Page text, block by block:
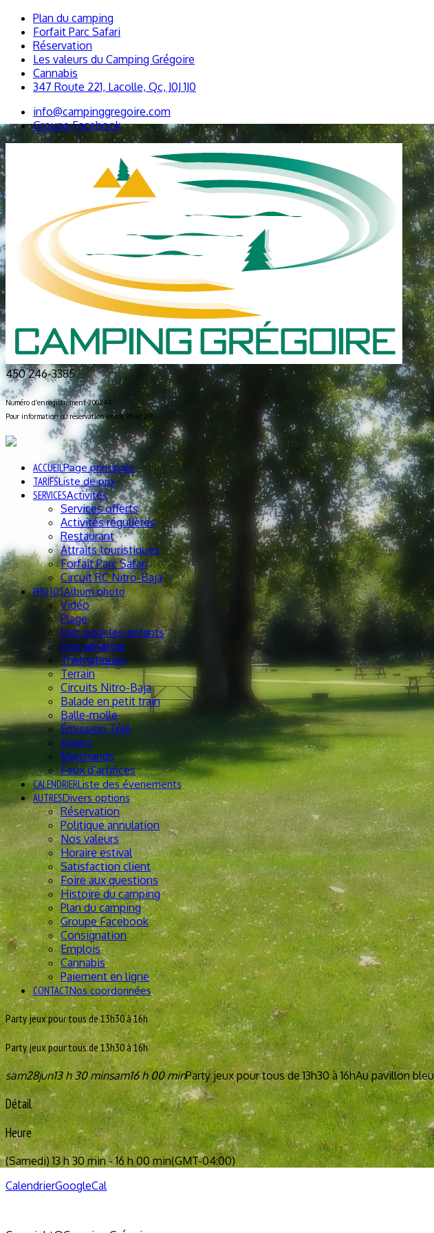
Plan du camping
Forfait Parc Safari
Réservation
Les valeurs du Camping Grégoire
Cannabis
347 Route 221, Lacolle, Qc, J0J 1J0
info@campinggregoire.com
Groupe Facebook
450 246-3385
Numéro d’enregistrement 200244
Pour information ou réservation entre 9h et 21h
ACCUEILPage principale
TARIFSListe de prix
SERVICESActivités
Services offerts
Activités régulières
Restaurant
Attraits touristiques
Forfait Parc Safari
Circuit RC Nitro-Baja
PHOTOSAlbum photo
Vidéo
Plage
Parc pour les enfants
Vue aérienne
Thématiques
Terrain
Circuits Nitro-Baja
Balade en petit train
Balle-molle
Émission Télé
Divers
Marchands
Feux d’artifices
CALENDRIERListe des évenements
AUTRESDivers options
Réservation
Politique annulation
Nos valeurs
Horaire estival
Satisfaction client
Foire aux questions
Histoire du camping
Plan du camping
Groupe Facebook
Consignation
Emplois
Cannabis
Paiement en ligne
CONTACTNos coordonnées
Party jeux pour tous de 13h30 à 16h
Party jeux pour tous de 13h30 à 16h
sam28jun13 h 30 minsam16 h 00 minParty jeux pour tous de 13h30 à 16hAu pavillon bleu
Détail
Heure
(Samedi) 13 h 30 min - 16 h 00 min(GMT-04:00)
CalendrierGoogleCal